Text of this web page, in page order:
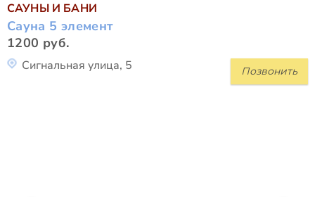
САУНЫ И БАНИ
Сауна 5 элемент
1200 руб.
Позвонить
Сигнальная улица, 5